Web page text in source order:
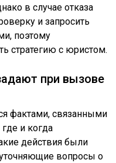
в случае отказа
и запросить
поэтому
стратегию с юристом.
при вызове
фактами, связанными
и когда
действия были
вопросы о